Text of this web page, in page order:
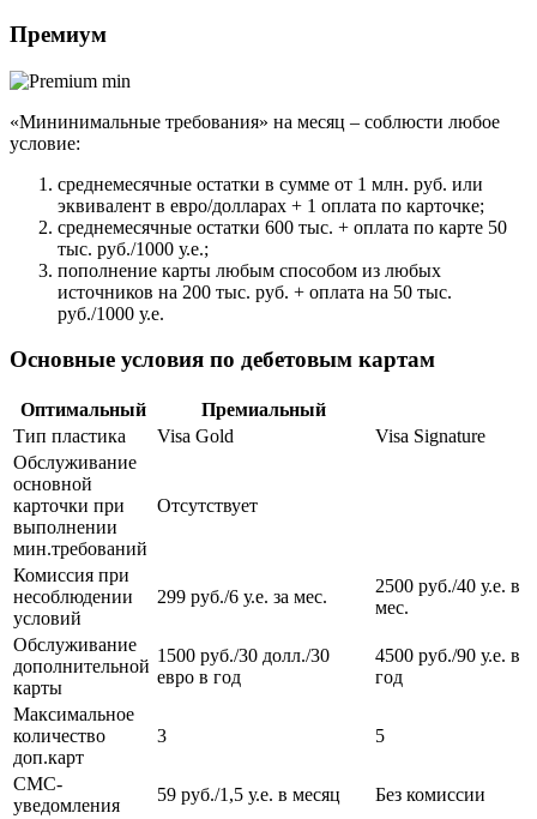
Премиум
«Мининимальные требования» на месяц – соблюсти любое
условие:
среднемесячные остатки в сумме от 1 млн. руб. или
эквивалент в евро/долларах + 1 оплата по карточке;
среднемесячные остатки 600 тыс. + оплата по карте 50
тыс. руб./1000 у.е.;
пополнение карты любым способом из любых
источников на 200 тыс. руб. + оплата на 50 тыс.
руб./1000 у.е.
Основные условия по дебетовым картам
Оптимальный
Премиальный
Тип пластика
Visa Gold
Visa Signature
Обслуживание
основной
карточки при
выполнении
мин.требований
Отсутствует
Комиссия при
несоблюдении
условий
299 руб./6 у.е. за мес.
2500 руб./40 у.е. в
мес.
Обслуживание
дополнительной
карты
1500 руб./30 долл./30
евро в год
4500 руб./90 у.е. в
год
Максимальное
количество
доп.карт
3 5
СМС-
уведомления
59 руб./1,5 у.е. в месяц Без комиссии